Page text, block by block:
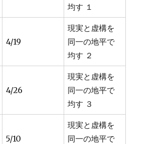
均す １
4/19
現実と虚構を
同一の地平で
均す ２
4/26
現実と虚構を
同一の地平で
均す ３
5/10
現実と虚構を
同一の地平で